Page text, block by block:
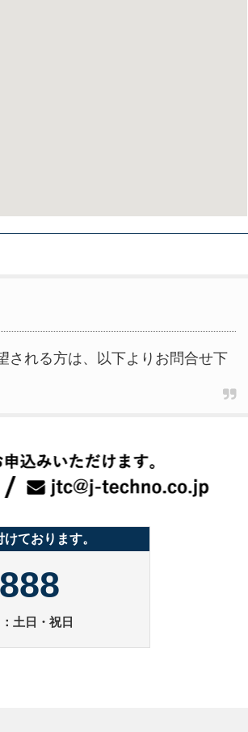
される方は、以下よりお問合せ下
ております。
土日・祝日